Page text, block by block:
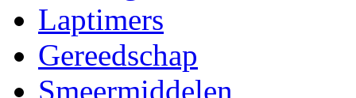
Laptimers
Gereedschap
Smeermiddelen